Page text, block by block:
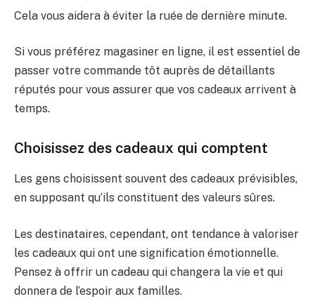
Cela vous aidera à éviter la ruée de dernière minute.
Si vous préférez magasiner en ligne, il est essentiel de
passer votre commande tôt auprès de détaillants
réputés pour vous assurer que vos cadeaux arrivent à
temps.
Choisissez des cadeaux qui comptent
Les gens choisissent souvent des cadeaux prévisibles,
en supposant qu’ils constituent des valeurs sûres.
Les destinataires, cependant, ont tendance à valoriser
les cadeaux qui ont une signification émotionnelle.
Pensez à offrir un cadeau qui changera la vie et qui
donnera de l’espoir aux familles.